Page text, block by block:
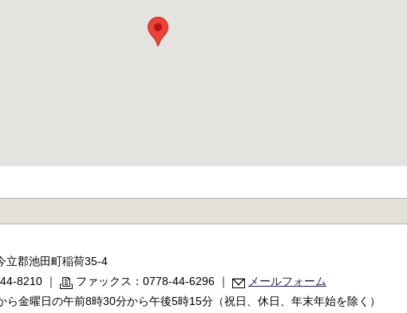
立郡池田町稲荷35-4
8210 ｜ ファックス：0778-44-6296 ｜
メールフォーム
ら金曜日の午前8時30分から午後5時15分（祝日、休日、年末年始を除く）